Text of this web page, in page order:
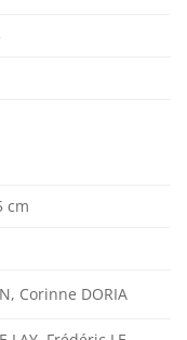
cm
Corinne DORIA